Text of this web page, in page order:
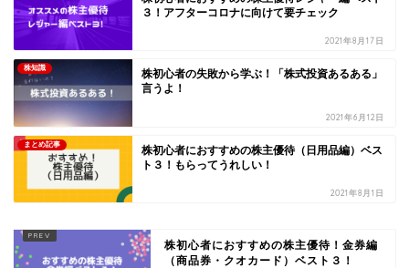
３！アフターコロナに向けて要チェック
2021年8月17日
株知識
株初心者の失敗から学ぶ！「株式投資あるある」
言うよ！
2021年6月12日
まとめ記事
株初心者におすすめの株主優待（日用品編）ベス
ト３！もらってうれしい！
2021年8月1日
株初心者におすすめの株主優待！金券編
（商品券・クオカード）ベスト３！